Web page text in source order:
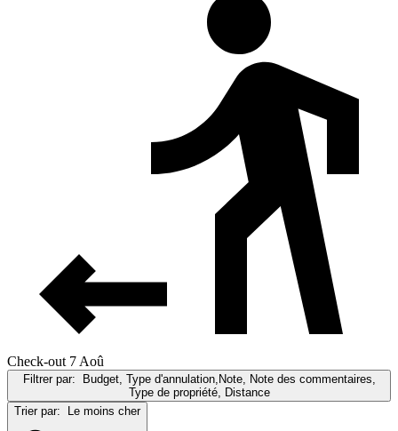
Check-out 7 Aoû
Filtrer par: Budget, Type d'annulation,Note, Note des commentaires,
Type de propriété, Distance
Trier par: Le moins cher